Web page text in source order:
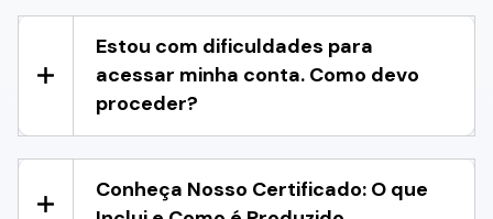
Estou com dificuldades para
acessar minha conta. Como devo
proceder?
Conheça Nosso Certificado: O que